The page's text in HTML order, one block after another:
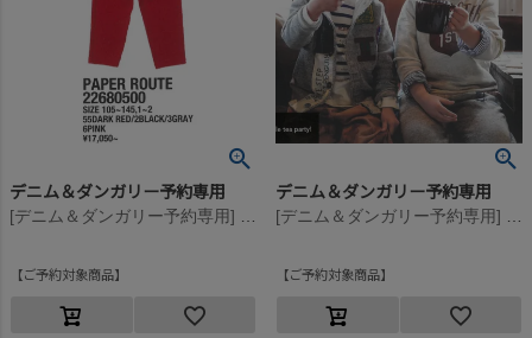
デニム＆ダンガリー予約専用
ご予約対象商品
デニム＆ダンガリー予約専用
ご予約対象商品